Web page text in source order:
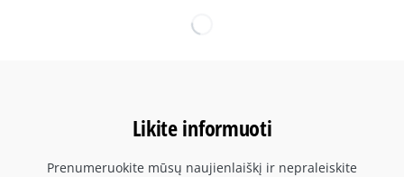
Likite informuoti
Prenumeruokite mūsų naujienlaiškį ir nepraleiskite